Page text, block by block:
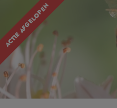
ACTIE AFGELOPEN